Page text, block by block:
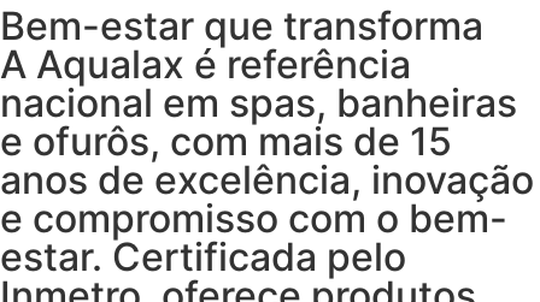
Bem-estar que transforma
A Aqualax é referência
nacional em spas, banheiras
e ofurôs, com mais de 15
anos de excelência, inovação
e compromisso com o bem-
estar. Certificada pelo